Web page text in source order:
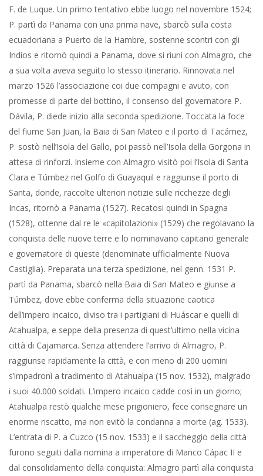
F. de Luque. Un primo tentativo ebbe luogo nel novembre 1524;
P. partì da Panama con una prima nave, sbarcò sulla costa
ecuadoriana a Puerto de la Hambre, sostenne scontri con gli
Indios e ritornò quindi a Panama, dove si riunì con Almagro, che
a sua volta aveva seguito lo stesso itinerario. Rinnovata nel
marzo 1526 l’associazione coi due compagni e avuto, con
promesse di parte del bottino, il consenso del governatore P.
Dávila, P. diede inizio alla seconda spedizione. Toccata la foce
del fiume San Juan, la Baia di San Mateo e il porto di Tacámez,
P. sostò nell’Isola del Gallo, poi passò nell’Isola della Gorgona in
attesa di rinforzi. Insieme con Almagro visitò poi l’Isola di Santa
Clara e Túmbez nel Golfo di Guayaquil e raggiunse il porto di
Santa, donde, raccolte ulteriori notizie sulle ricchezze degli
Incas, ritornò a Panama (1527). Recatosi quindi in Spagna
(1528), ottenne dal re le «capitolazioni» (1529) che regolavano la
conquista delle nuove terre e lo nominavano capitano generale
e governatore di queste (denominate ufficialmente Nuova
Castiglia). Preparata una terza spedizione, nel genn. 1531 P.
partì da Panama, sbarcò nella Baia di San Mateo e giunse a
Túmbez, dove ebbe conferma della situazione caotica
dell’impero incaico, diviso tra i partigiani di Huáscar e quelli di
Atahualpa, e seppe della presenza di quest’ultimo nella vicina
città di Cajamarca. Senza attendere l’arrivo di Almagro, P.
raggiunse rapidamente la città, e con meno di 200 uomini
s’impadronì a tradimento di Atahualpa (15 nov. 1532), malgrado
i suoi 40.000 soldati. L’impero incaico cadde così in un giorno;
Atahualpa restò qualche mese prigioniero, fece consegnare un
enorme riscatto, ma non evitò la condanna a morte (ag. 1533).
L’entrata di P. a Cuzco (15 nov. 1533) e il saccheggio della città
furono seguiti dalla nomina a imperatore di Manco Cápac II e
dal consolidamento della conquista: Almagro partì alla conquista